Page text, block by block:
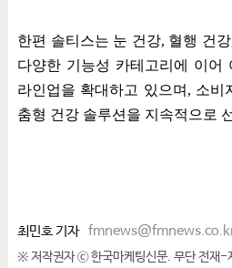
한편 솔티스는 눈 건강, 혈행 건강
다양한 기능성 카테고리에 이어
라인업을 확대하고 있으며 , 소비
춤형 건강 솔루션을 지속적으로
최민호 기자
※ 저작권자 ⓒ 한국마케팅신문. 무단 전재-